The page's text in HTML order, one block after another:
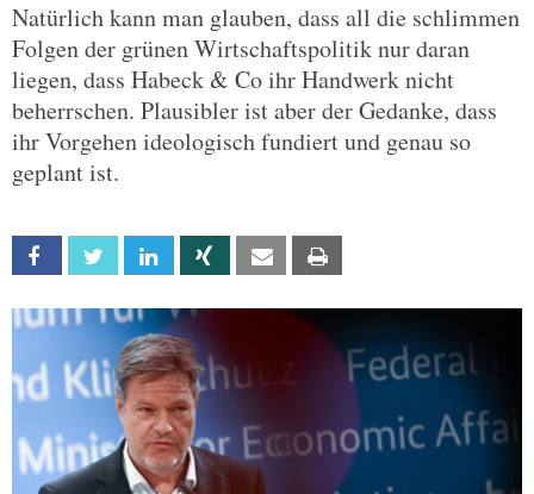
Natürlich kann man glauben, dass all die schlimmen
Folgen der grünen Wirtschaftspolitik nur daran
liegen, dass Habeck & Co ihr Handwerk nicht
beherrschen. Plausibler ist aber der Gedanke, dass
ihr Vorgehen ideologisch fundiert und genau so
geplant ist.
Facebook Twitter Linkedin Xing Email